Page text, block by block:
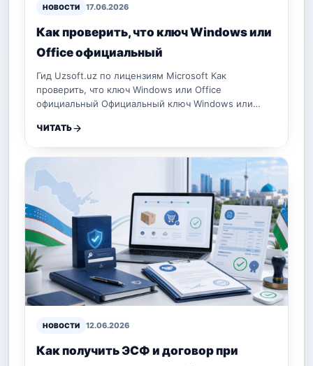
НОВОСТИ 17.06.2026
Как проверить, что ключ Windows или
Office официальный
Гид Uzsoft.uz по лицензиям Microsoft Как
проверить, что ключ Windows или Office
официальный Официальный ключ Windows или…
ЧИТАТЬ
НОВОСТИ 12.06.2026
Как получить ЭСФ и договор при